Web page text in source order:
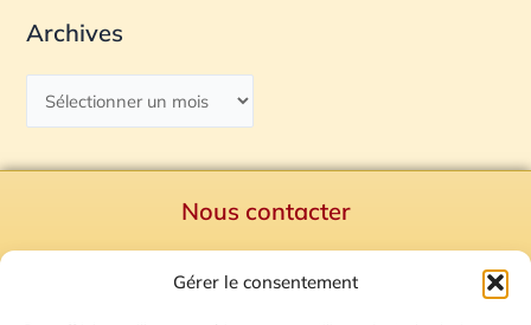
Gérer le consentement
Archives
Nous contacter